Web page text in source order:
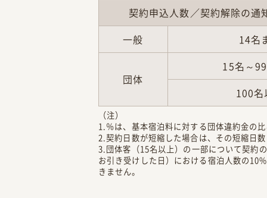
契約申込人数／契約解除の通
一般
14名
団体
15名～
100名
（注）
1.％は、基本宿泊料に対する団体違約金の
2.契約日数が短縮した場合は、その短縮日
3.団体客（15名以上）の一部について契約
お引き受けした日）における宿泊人数の
きません。